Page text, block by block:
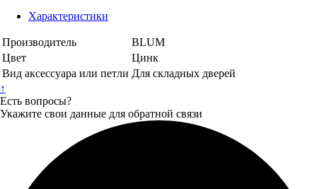
Характеристики
Производитель
BLUM
Цвет
Цинк
Вид аксессуара или петли Для складных дверей
↑
Есть вопросы?
Укажите свои данные для обратной связи